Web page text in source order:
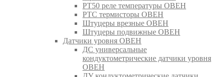
РТ50 реле температуры ОВЕН
РТС термисторы ОВЕН
Штуцеры врезные ОВЕН
Штуцеры подвижные ОВЕН
Датчики уровня ОВЕН
ДС универсальные
кондуктометрические датчики уровня
ОВЕН